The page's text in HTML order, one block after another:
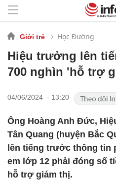
Giới trẻ Học Đường
Hiệu trưởng lên
700 nghìn 'hỗ trợ
04/06/2024 - 13:20
Ông Hoàng Anh Đức,
Tân Quang (huyện Bắc
lên tiếng trước thông tin
em lớp 12 phải đóng số
hỗ trợ giám thị.